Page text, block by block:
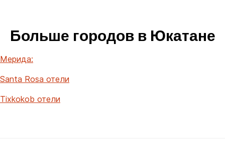
Больше городов в Юкатане
Мерида:
Santa Rosa отели
Tixkokob отели